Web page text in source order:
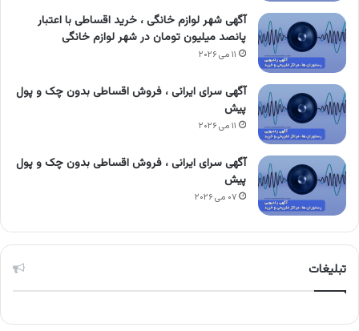
آگهی شهر لوازم خانگی ، خرید اقساطی با اعتبار
پانصد میلیون تومان در شهر لوازم خانگی
۱۱ می ۲۰۲۶
آگهی سرای ایرانی ، فروش اقساطی بدون چک و پول
پیش
۱۱ می ۲۰۲۶
آگهی سرای ایرانی ، فروش اقساطی بدون چک و پول
پیش
۰۷ می ۲۰۲۶
تبلیغات